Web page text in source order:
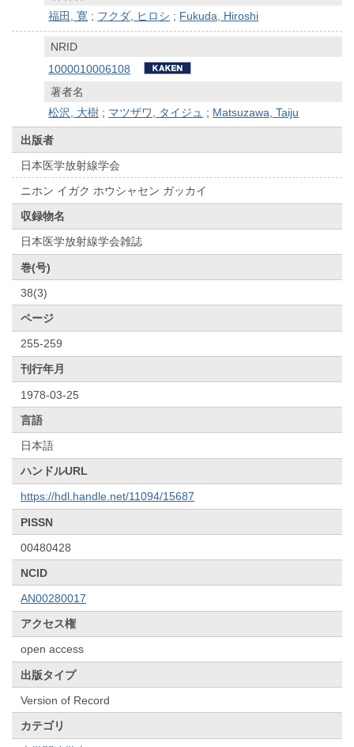
福田, 寛 ; フクダ, ヒロシ ; Fukuda, Hiroshi
NRID
1000010006108
著者名
松沢, 大樹 ; マツザワ, タイジュ ; Matsuzawa, Taiju
出版者
日本医学放射線学会
ニホン イガク ホウシャセン ガッカイ
収録物名
日本医学放射線学会雑誌
巻(号)
38(3)
ページ
255-259
刊行年月
1978-03-25
言語
日本語
ハンドルURL
https://hdl.handle.net/11094/15687
PISSN
00480428
NCID
AN00280017
アクセス権
open access
出版タイプ
Version of Record
カテゴリ